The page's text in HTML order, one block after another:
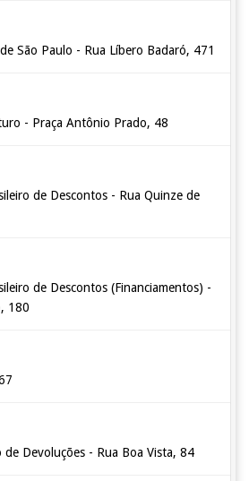
São Paulo - Rua Líbero Badaró, 471
- Praça Antônio Prado, 48
de Descontos - Rua Quinze de
de Descontos (Financiamentos) -
180
Devoluções - Rua Boa Vista, 84